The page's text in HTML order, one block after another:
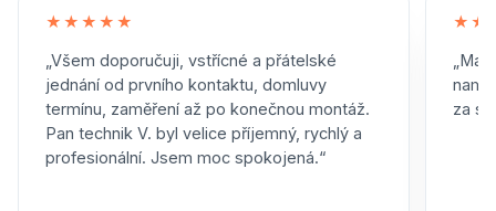
★★★★★
„Všem doporučuji, vstřícné a přátelské
jednání od prvního kontaktu, domluvy
termínu, zaměření až po konečnou montáž.
Pan technik V. byl velice příjemný, rychlý a
profesionální. Jsem moc spokojená.“
za